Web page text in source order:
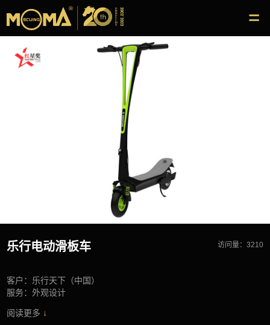
乐行电动滑板车 访问量：3210
客户：乐行天下（中国）
服务：外观设计
阅读更多